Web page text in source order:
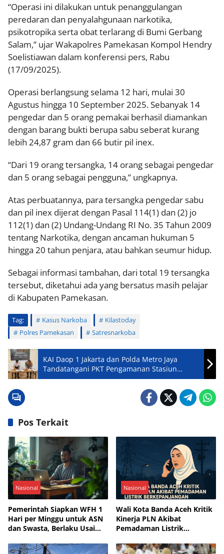
“Operasi ini dilakukan untuk penanggulangan
peredaran dan penyalahgunaan narkotika,
psikotropika serta obat terlarang di Bumi Gerbang
Salam,” ujar Wakapolres Pamekasan Kompol Hendry
Soelistiawan dalam konferensi pers, Rabu
(17/09/2025).
Operasi berlangsung selama 12 hari, mulai 30
Agustus hingga 10 September 2025. Sebanyak 14
pengedar dan 5 orang pemakai berhasil diamankan
dengan barang bukti berupa sabu seberat kurang
lebih 24,87 gram dan 66 butir pil inex.
“Dari 19 orang tersangka, 14 orang sebagai pengedar
dan 5 orang sebagai pengguna,” ungkapnya.
Atas perbuatannya, para tersangka pengedar sabu
dan pil inex dijerat dengan Pasal 114(1) dan (2) jo
112(1) dan (2) Undang-Undang RI No. 35 Tahun 2009
tentang Narkotika, dengan ancaman hukuman 5
hingga 20 tahun penjara, atau bahkan seumur hidup.
Sebagai informasi tambahan, dari total 19 tersangka
tersebut, diketahui ada yang bersatus masih pelajar
di Kabupaten Pamekasan.
Tag: Kasus Narkoba
Kilastoday
Polres Pamekasan
Satresnarkoba
KAI Daop 1 Jakarta dan Polda Metro Jaya
Tandatangani PKT Pengamanan Stasiun
Gambir
Pos Terkait
Nasional
Pemerintah Siapkan WFH 1
Hari per Minggu untuk ASN
dan Swasta, Berlaku Usai
Nasional
Wali Kota Banda Aceh Kritik
Kinerja PLN Akibat
Pemadaman Listrik